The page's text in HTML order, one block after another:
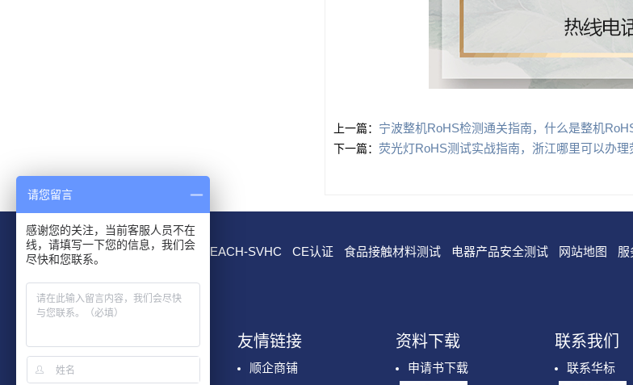
上一篇： 宁波整机RoHS检测通关指南，什么是整机
下一篇： 荧光灯RoHS测试实战指南，浙江哪里可以办理
RoHS测试 EN 71测试 REACH-SVHC CE认证 食品接触材料测试 电器产品安全测试 网站地图 服
友情链接
顺企商铺
资料下载
申请书下载
联系我们
联系华标
请您留言
感谢您的关注，当前客服人员不在
线，请填写一下您的信息，我们会
尽快和您联系。